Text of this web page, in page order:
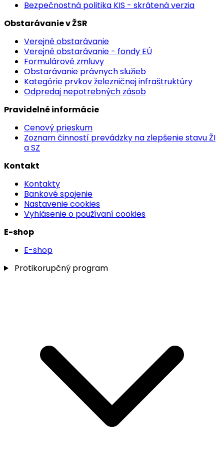
Bezpečnostná politika KIS - skrátená verzia
Obstarávanie v ŽSR
Verejné obstarávanie
Verejné obstarávanie - fondy EÚ
Formulárové zmluvy
Obstarávanie právnych služieb
Kategórie prvkov železničnej infraštruktúry
Odpredaj nepotrebných zásob
Pravidelné informácie
Cenový prieskum
Zoznam činností prevádzky na zlepšenie stavu ŽI
a SZ
Kontakt
Kontakty
Bankové spojenie
Nastavenie cookies
Vyhlásenie o používaní cookies
E-shop
E-shop
Protikorupčný program